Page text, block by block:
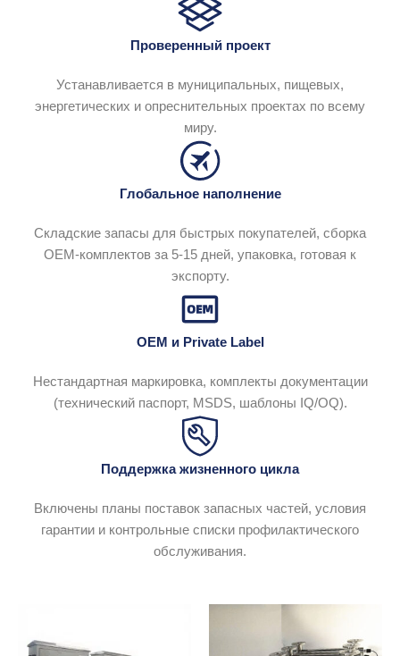
Проверенный проект
Устанавливается в муниципальных, пищевых,
энергетических и опреснительных проектах по всему
миру.
Глобальное наполнение
Складские запасы для быстрых покупателей, сборка
OEM-комплектов за 5-15 дней, упаковка, готовая к
экспорту.
OEM и Private Label
Нестандартная маркировка, комплекты документации
(технический паспорт, MSDS, шаблоны IQ/OQ).
Поддержка жизненного цикла
Включены планы поставок запасных частей, условия
гарантии и контрольные списки профилактического
обслуживания.